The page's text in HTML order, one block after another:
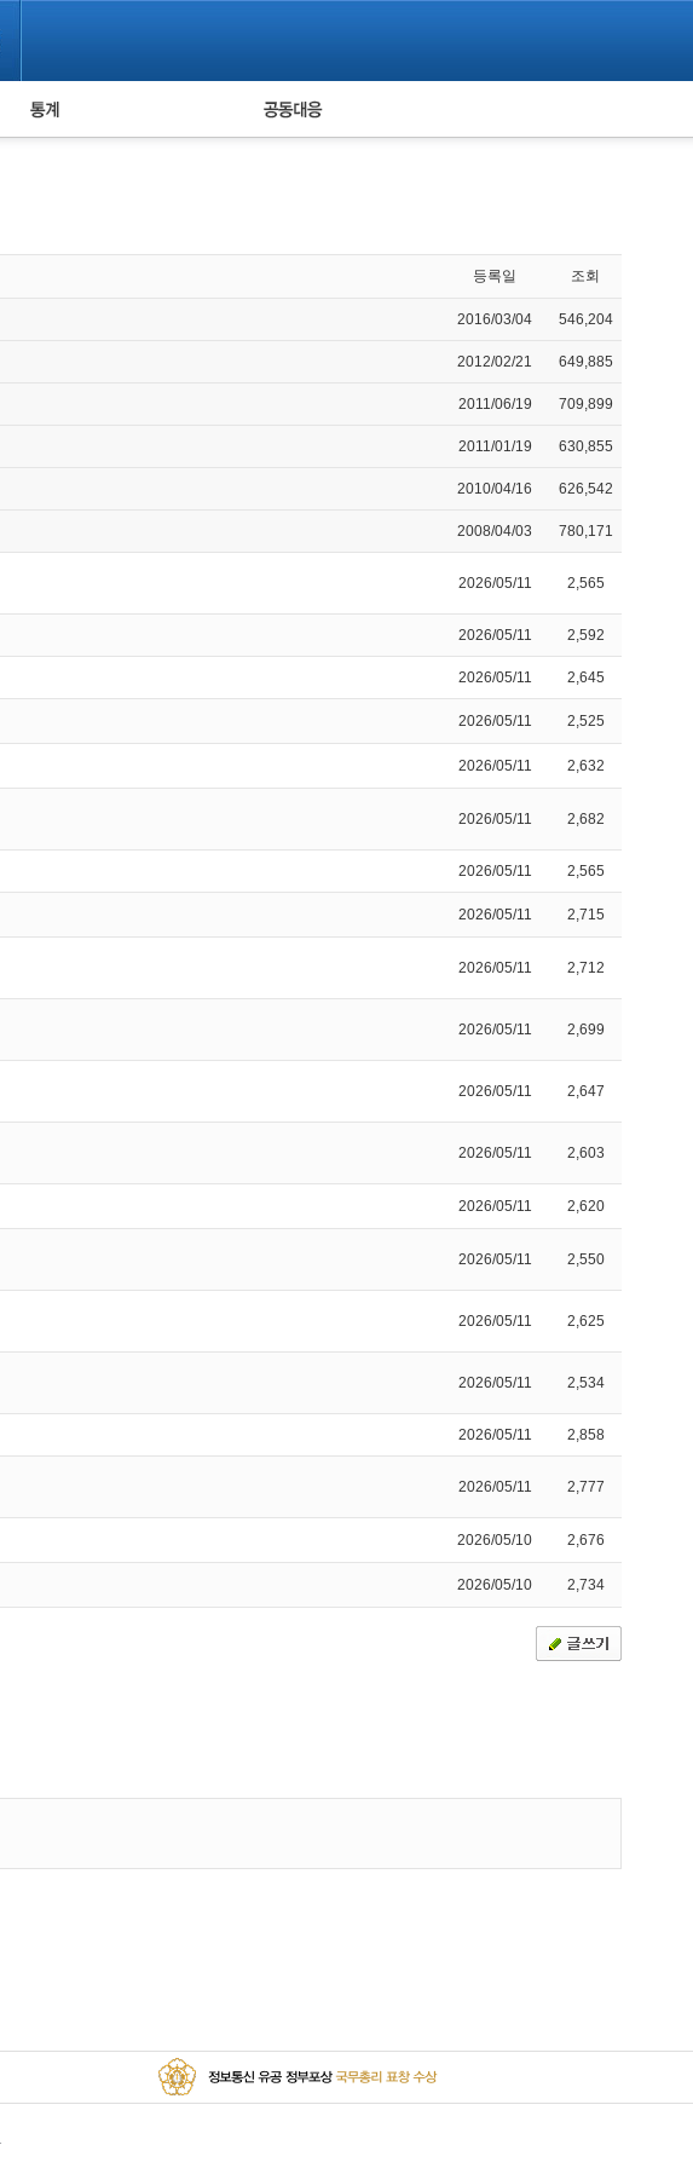
누적 피해사례 통계 피해자 공동대응
등록일 조회
2016/03/04 546,204
2012/02/21 649,885
2011/06/19 709,899
2011/01/19 630,855
2010/04/16 626,542
2008/04/03 780,171
2026/05/11 2,565
2026/05/11 2,592
2026/05/11 2,645
2026/05/11 2,525
2026/05/11 2,632
2026/05/11 2,682
2026/05/11 2,565
2026/05/11 2,715
2026/05/11 2,712
2026/05/11 2,699
2026/05/11 2,647
2026/05/11 2,603
2026/05/11 2,620
2026/05/11 2,550
2026/05/11 2,625
2026/05/11 2,534
2026/05/11 2,858
2026/05/11 2,777
2026/05/10 2,676
2026/05/10 2,734